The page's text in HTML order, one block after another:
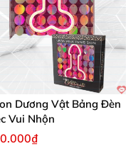
Dương Vật Bảng Đèn
Vui Nhộn